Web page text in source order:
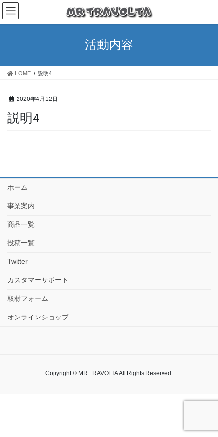
活動内容
HOME 説明4
2020年4月12日
説明4
ホーム
事業案内
商品一覧
投稿一覧
Twitter
カスタマーサポート
取材フォーム
オンラインショップ
Copyright © MR TRAVOLTA All Rights Reserved.